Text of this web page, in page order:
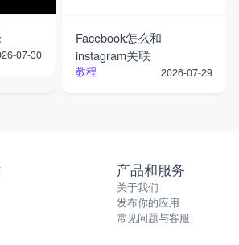
07-30
Facebook怎么和
instagram关联
教程 2026-07-29
产品和服务
关于我们
发布你的应用
常见问题与客服